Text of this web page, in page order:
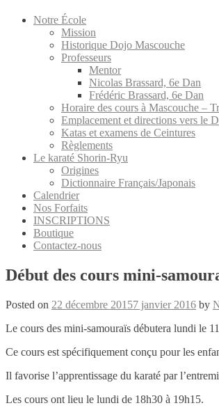
Notre École
Mission
Historique Dojo Mascouche
Professeurs
Mentor
Nicolas Brassard, 6e Dan
Frédéric Brassard, 6e Dan
Horaire des cours à Mascouche –
Emplacement et directions vers le
Katas et examens de Ceintures
Règlements
Le karaté Shorin-Ryu
Origines
Dictionnaire Français/Japonais
Calendrier
Nos Forfaits
INSCRIPTIONS
Boutique
Contactez-nous
Début des cours mini-
Posted on 22 décembre 20157 janvier 2016 by
Le cours des mini-samouraïs débutera lundi le
Ce cours est spécifiquement conçu pour les
Il favorise l’apprentissage du karaté par
Les cours ont lieu le lundi de 18h30 à 19h15.